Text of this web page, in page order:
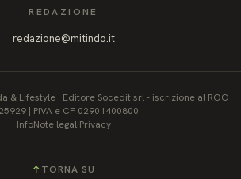
REDAZIONE
redazione@mitindo.it
& Lifestyle · Editore Socedit srl - iscrizione al ROC
| PIVA e CF 02901400800
InfoNote legaliPrivacy
↑TORNA SU